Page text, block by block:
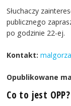
Słuchaczy
publicznego
po godzinie 22-ej.
Kontakt:
Opublikowane
Co to jest OPP?